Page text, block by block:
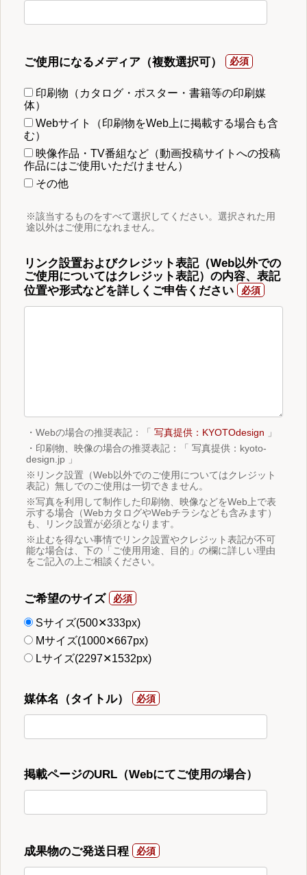
ご使用になるメディア（複数選択可）
印刷物（カタログ・ポスター・書籍等の印刷媒
体）
Webサイト（印刷物をWeb上に掲載する場合も含
む）
映像作品・TV番組など（動画投稿サイトへの投稿
作品にはご使用いただけません）
その他
※該当するものをすべて選択してください。選択された用
途以外はご使用になれません。
リンク設置およびクレジット表記（Web以外での
ご使用についてはクレジット表記）の内容、表記
位置や形式などを詳しくご申告ください
・Webの場合の推奨表記：「 写真提供：KYOTOdesign 」
・印刷物、映像の場合の推奨表記：「 写真提供：kyoto-
design.jp 」
※リンク設置（Web以外でのご使用についてはクレジット
表記）無しでのご使用は一切できません。
※写真を利用して制作した印刷物、映像などをWeb上で表
示する場合（WebカタログやWebチラシなども含みます）
も、リンク設置が必須となります。
※止むを得ない事情でリンク設置やクレジット表記が不可
能な場合は、下の「ご使用用途、目的」の欄に詳しい理由
をご記入の上ご相談ください。
ご希望のサイズ
Sサイズ(500✕333px)
Mサイズ(1000✕667px)
Lサイズ(2297✕1532px)
媒体名（タイトル）
掲載ページのURL（Webにてご使用の場合）
成果物のご発送日程